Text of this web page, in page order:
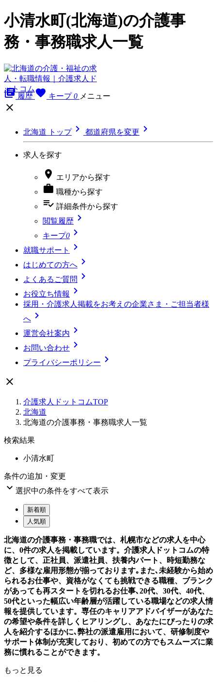
小清水町(北海道)の介護事
務・事務職求人一覧
library_books 履歴 favorite キープ 0 メニュー

北海道 トップ 都道府県を変更 
求人を探す
 エリアから探す
 職種から探す
playlist_add_check 詳細条件から探す
閲覧履歴 
キープ0 
就職サポート 
はじめての方へ 
よくあるご質問 
お役立ち情報 
採用・介護求人掲載をお考えの企業さま・ご担当者様
へ 
運営会社案内 
お問い合わせ 
プライバシーポリシー 

介護求人ドットコムTOP
北海道
北海道の介護事務・事務職求人一覧
検索結果
小清水町
条件の追加・変更
 選択中の条件をすべて表示
新着順
人気順
北海道の介護事務・事務職では、札幌市などの求人を中心
に、0件の求人を掲載しています。介護求人ドットコムの特
徴として、正社員、派遣社員、扶養内パート、時短勤務な
ど、多様な雇用形態が揃っております｡また､未経験から始め
られるお仕事や、資格がなくても挑戦できる職種、ブランク
があっても再スタートを切れるお仕事､20代、30代、40代、
50代といった幅広い年齢層が活躍している職場などの求人情
報を提供しています。専任のキャリアアドバイザーがあなた
の希望や条件を詳しくヒアリングし、あなたにぴったりの求
人を紹介するほかに､弊社の派遣雇用において、研修制度や
サポート体制が充実しており、初めての方でもスムーズに業
務に慣れることができます。
もっと見る